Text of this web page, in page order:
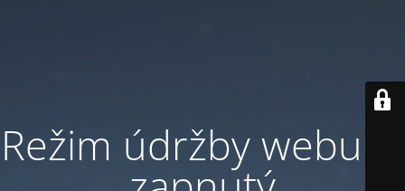
Režim údržby webu je